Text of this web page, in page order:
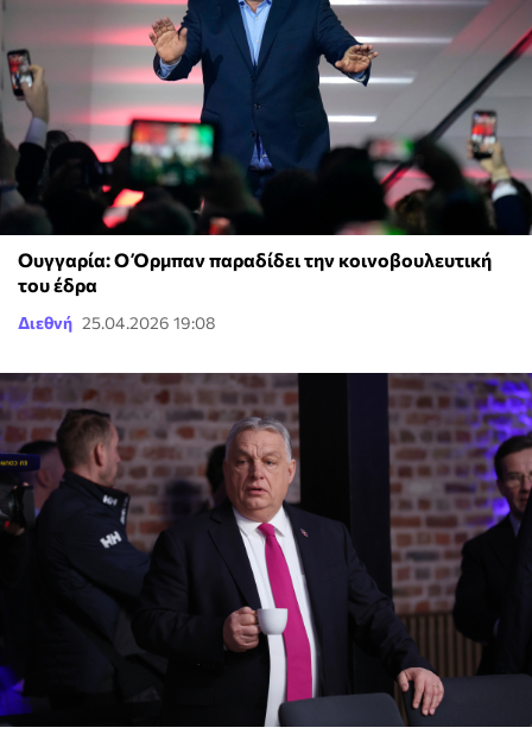
Ουγγαρία: Ο Όρμπαν παραδίδει την κοινοβουλευτική
του έδρα
Διεθνή 25.04.2026 19:08